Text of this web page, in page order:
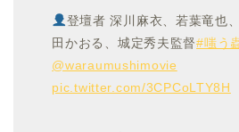
登壇者 深川麻衣、若葉竜也
田かおる、城定秀夫監督#嗤う
@waraumushimovie
pic.twitter.com/3CPCoLTY8H